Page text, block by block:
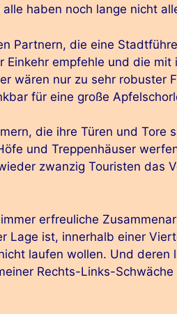
alle haben noch lange nicht
Partnern, die eine
Einkehr empfehle und die mit
wären nur zu sehr robuster
für eine große
die ihre Türen und Tore
und Treppenhäuser
zwanzig Touristen das
erfreuliche
Lage ist, innerhalb einer
laufen wollen. Und
Rechts-Links-